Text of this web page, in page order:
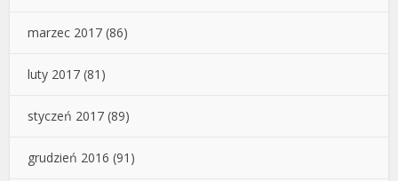
marzec 2017 (86)
luty 2017 (81)
styczeń 2017 (89)
grudzień 2016 (91)